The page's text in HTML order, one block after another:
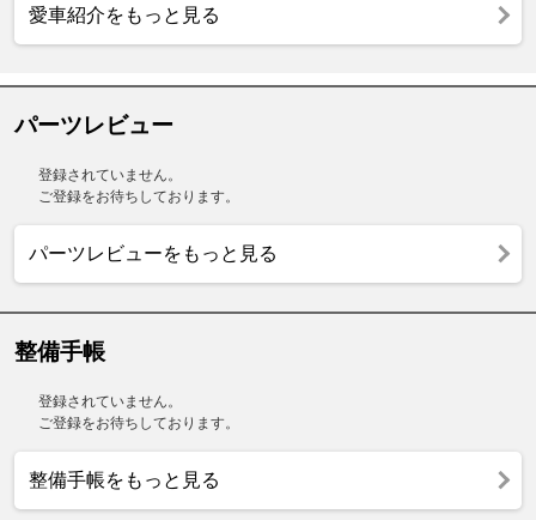
愛車紹介をもっと見る
パーツレビュー
登録されていません。
ご登録をお待ちしております。
パーツレビューをもっと見る
整備手帳
登録されていません。
ご登録をお待ちしております。
整備手帳をもっと見る